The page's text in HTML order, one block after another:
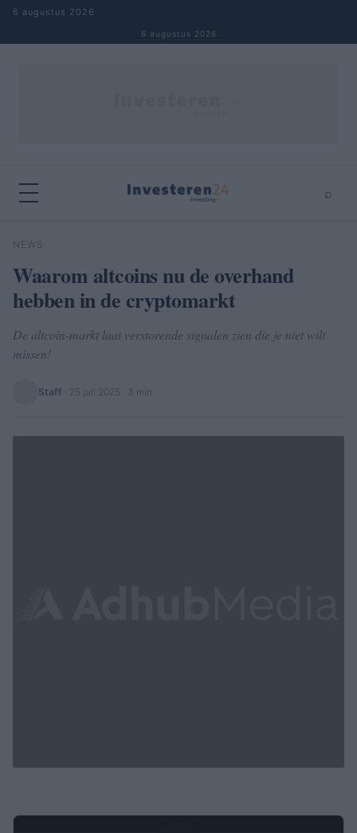
Naar inhoud springen
6 augustus 2026
6 augustus 2026
⌕
Zoeken
NEWS
Waarom altcoins nu de overhand
hebben in de cryptomarkt
De altcoin-markt laat verstorende signalen zien die je niet wilt
missen!
Staff 25 juli 2025 · 3 min